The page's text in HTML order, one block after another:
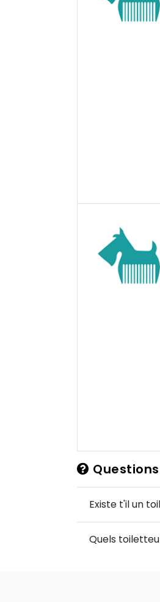
Existe t'il un
Quels